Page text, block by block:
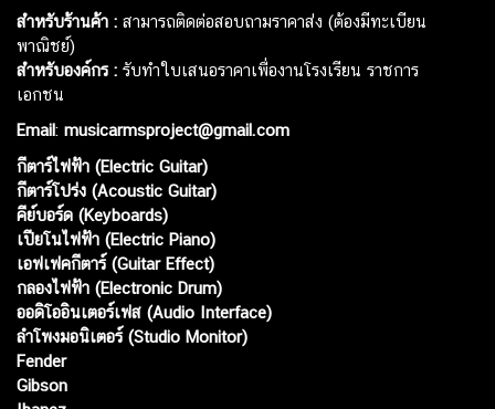
สำหรับร้านค้า : สามารถติดต่อสอบถามราคาส่ง (ต้องมีทะเบียน
พาณิชย์)
สำหรับองค์กร : รับทำใบเสนอราคาเพื่องานโรงเรียน ราชการ
เอกชน
Email: musicarmsproject@gmail.com
กีตาร์ไฟฟ้า (Electric Guitar)
กีตาร์โปร่ง (Acoustic Guitar)
คีย์บอร์ด (Keyboards)
เปียโนไฟฟ้า (Electric Piano)
เอฟเฟคกีตาร์ (Guitar Effect)
กลองไฟฟ้า (Electronic Drum)
ออดิโออินเตอร์เฟส (Audio Interface)
ลำโพงมอนิเตอร์ (Studio Monitor)
Fender
Gibson